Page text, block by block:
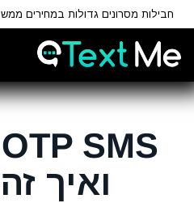
Skip
to
Content
חבילות מסרונים גדולות במחירים
ואיך